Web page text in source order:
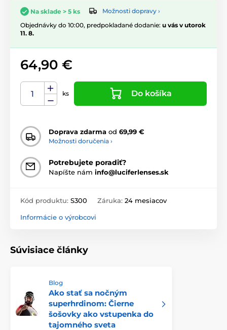
Na sklade > 5 ks
Možnosti dopravy ›
Objednávky do 10:00, predpokladané dodanie: u vás v utorok
11. 8.
64,90 €
ks Do košíka
Doprava zdarma od 69,99 €
Možnosti doručenia ›
Potrebujete poradiť?
Napíšte nám info@luciferlenses.sk
Kód produktu: S300 Záruka: 24 mesiacov
Informácie o výrobcovi
Súvisiace články
Blog
Ako stať sa nočným
superhrdinom: Čierne
šošovky ako vstupenka do
tajomného sveta